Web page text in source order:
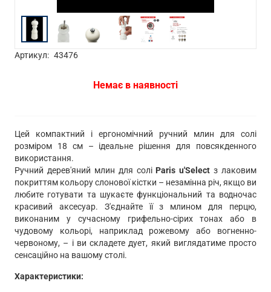
Артикул: 43476
Немає в наявності
Цей компактний і ергономічний ручний млин для солі
розміром 18 см – ідеальне рішення для повсякденного
використання.
Ручний дерев'яний млин для солі Paris u'Selectз лаковим
покриттям кольору слонової кістки – незамінна річ, якщо ви
любите готувати та шукаєте функціональний та водночас
красивий аксесуар. З'єднайте її з млином для перцю,
виконаним у сучасному грифельно-сірих тонах або в
чудовому кольорі, наприклад рожевому або вогненно-
червоному, – і ви складете дует, який виглядатиме просто
сенсаційно на вашому столі.
Характеристики: